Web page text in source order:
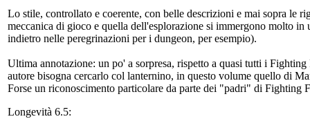
Lo stile, controllato e coerente, con belle descrizioni e mai sopra le
meccanica di gioco e quella dell'esplorazione si immergono molto
indietro nelle peregrinazioni per i dungeon, per esempio).
Ultima annotazione: un po' a sorpresa, rispetto a quasi tutti i
autore bisogna cercarlo col lanternino, in questo volume quello di
Forse un riconoscimento particolare da parte dei "padri" di Fighting
Longevità 6.5: